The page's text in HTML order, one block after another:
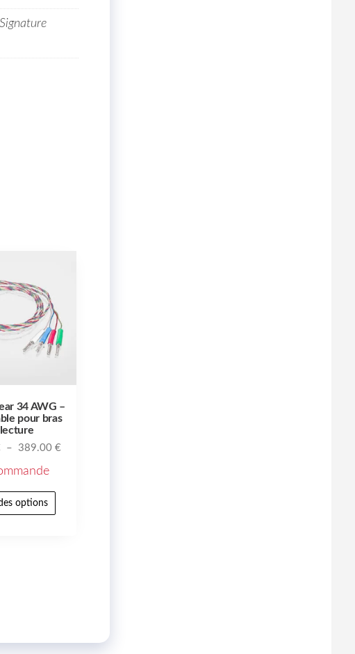
34 AWG –
pour bras
– 389.00 €
options